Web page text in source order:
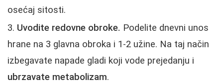
osećaj sitosti.
Uvodite redovne obroke. Podelite dnevni unos
hrane na 3 glavna obroka i 1-2 užine. Na taj način
izbegavate napade gladi koji vode prejedanju i
ubrzavate metabolizam.